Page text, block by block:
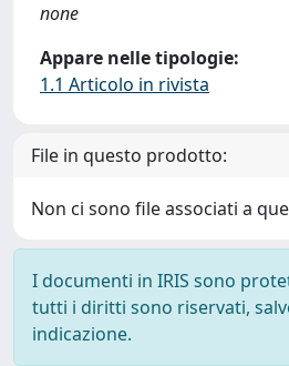
none
Appare nelle tipologie:
1.1 Articolo in rivista
File in questo prodotto:
Non ci sono file associati a
I documenti in IRIS sono
tutti i diritti sono riservati,
indicazione.